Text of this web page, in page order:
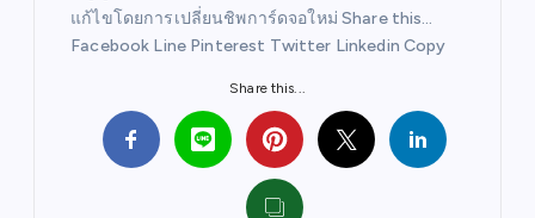
แก้ไขโดยการเปลี่ยนชิพการ์ดจอใหม่ Share this…
Facebook Line Pinterest Twitter Linkedin Copy
Share this...